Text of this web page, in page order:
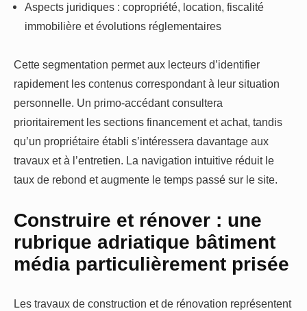
Aspects juridiques : copropriété, location, fiscalité
immobilière et évolutions réglementaires
Cette segmentation permet aux lecteurs d’identifier
rapidement les contenus correspondant à leur situation
personnelle. Un primo-accédant consultera
prioritairement les sections financement et achat, tandis
qu’un propriétaire établi s’intéressera davantage aux
travaux et à l’entretien. La navigation intuitive réduit le
taux de rebond et augmente le temps passé sur le site.
Construire et rénover : une
rubrique adriatique bâtiment
média particulièrement prisée
Les travaux de construction et de rénovation représentent